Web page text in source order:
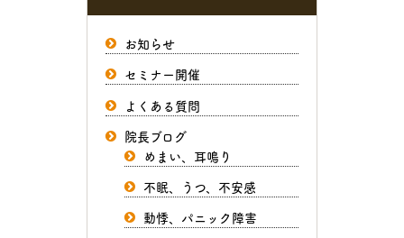
お知らせ
セミナー開催
よくある質問
院長ブログ
めまい、耳鳴り
不眠、うつ、不安感
動悸、パニック障害